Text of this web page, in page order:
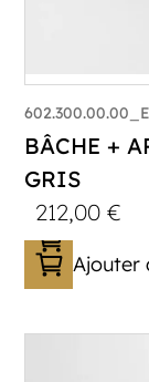
BÂCHE +
GRIS
212,00€
Ajouter